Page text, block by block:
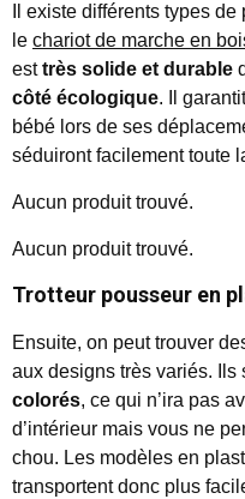
Il existe différents types
le chariot de marche en
esttrès solide et durable
côté écologique. Il
bébé lors de ses
séduiront facilement toute
Aucun produit trouvé.
Aucun produit trouvé.
Trotteur pousseur en
Ensuite, on peut trouver
aux designs très variés. Ils
colorés, ce qui n’ira pas
d’intérieur mais vous ne
chou. Les modèles en
transportent donc plus